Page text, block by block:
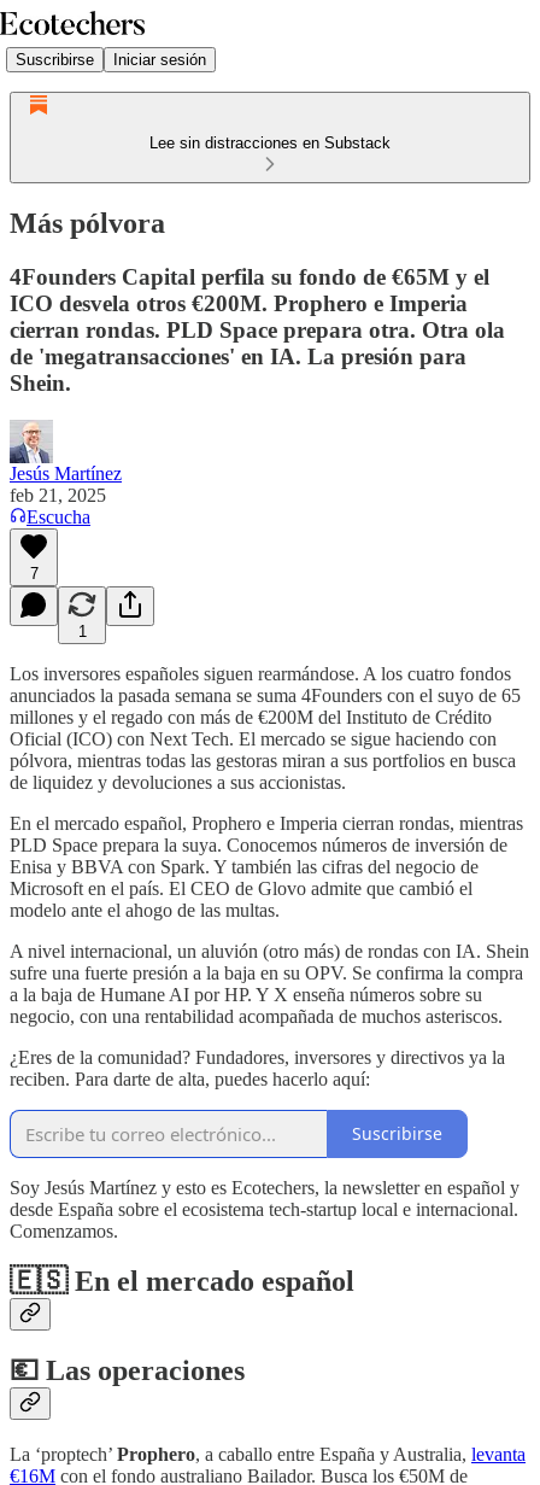
Suscribirse Iniciar sesión
Lee sin distracciones en Substack
Más pólvora
4Founders Capital perfila su fondo de €65M y el
ICO desvela otros €200M. Prophero e Imperia
cierran rondas. PLD Space prepara otra. Otra ola
de 'megatransacciones' en IA. La presión para
Shein.
Jesús Martínez
feb 21, 2025
Escucha
7
1
Los inversores españoles siguen rearmándose. A los cuatro fondos
anunciados la pasada semana se suma 4Founders con el suyo de 65
millones y el regado con más de €200M del Instituto de Crédito
Oficial (ICO) con Next Tech. El mercado se sigue haciendo con
pólvora, mientras todas las gestoras miran a sus portfolios en busca
de liquidez y devoluciones a sus accionistas.
En el mercado español, Prophero e Imperia cierran rondas, mientras
PLD Space prepara la suya. Conocemos números de inversión de
Enisa y BBVA con Spark. Y también las cifras del negocio de
Microsoft en el país. El CEO de Glovo admite que cambió el
modelo ante el ahogo de las multas.
A nivel internacional, un aluvión (otro más) de rondas con IA. Shein
sufre una fuerte presión a la baja en su OPV. Se confirma la compra
a la baja de Humane AI por HP. Y X enseña números sobre su
negocio, con una rentabilidad acompañada de muchos asteriscos.
¿Eres de la comunidad? Fundadores, inversores y directivos ya la
reciben. Para darte de alta, puedes hacerlo aquí:
Suscribirse
Soy Jesús Martínez y esto es Ecotechers, la newsletter en español y
desde España sobre el ecosistema tech-startup local e internacional.
Comenzamos.
🇪🇸 En el mercado español
💶 Las operaciones
La ‘proptech’ Prophero, a caballo entre España y Australia, levanta
€16M con el fondo australiano Bailador. Busca los €50M de